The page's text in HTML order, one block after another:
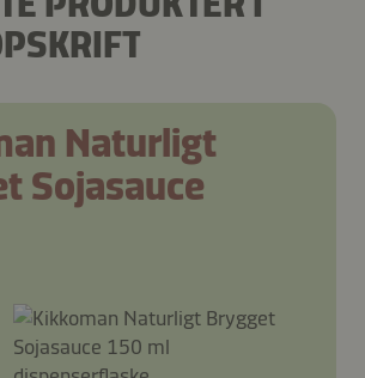
Naturligt
Sojasauce